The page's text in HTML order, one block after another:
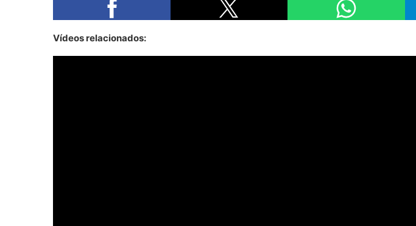
Vídeos relacionados: